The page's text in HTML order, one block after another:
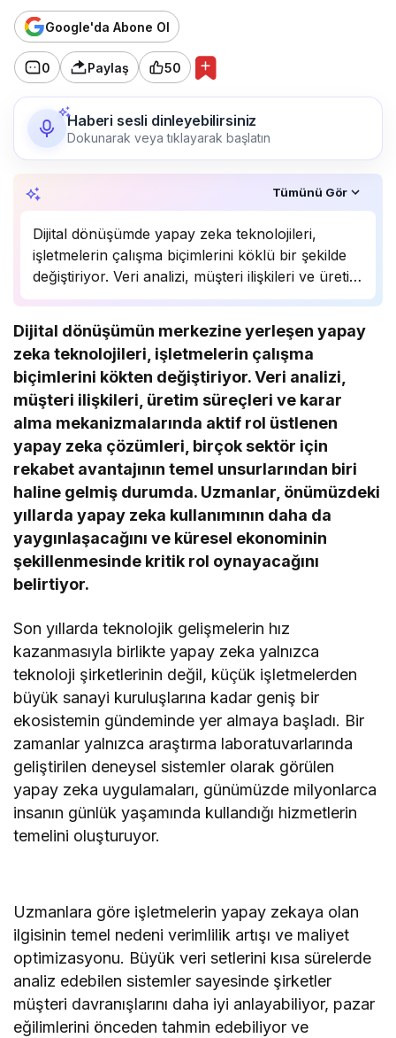
Google'da Abone Ol
0 Paylaş 50
Haberi sesli dinleyebilirsiniz
Dokunarak veya tıklayarak başlatın
Tümünü Gör
Dijital dönüşümde yapay zeka teknolojileri,
işletmelerin çalışma biçimlerini köklü bir şekilde
değiştiriyor. Veri analizi, müşteri ilişkileri ve üretim
süreçlerinde önemli bir rol oynayan yapay zeka,
Uzmanlar, bu teknolojinin önümüzdeki yıllarda
daha da yaygınlaşarak…
Dijital dönüşümün merkezine yerleşen yapay
zeka teknolojileri, işletmelerin çalışma
biçimlerini kökten değiştiriyor. Veri analizi,
müşteri ilişkileri, üretim süreçleri ve karar
alma mekanizmalarında aktif rol üstlenen
yapay zeka çözümleri, birçok sektör için
rekabet avantajının temel unsurlarından biri
haline gelmiş durumda. Uzmanlar, önümüzdeki
yıllarda yapay zeka kullanımının daha da
yaygınlaşacağını ve küresel ekonominin
şekillenmesinde kritik rol oynayacağını
belirtiyor.
Son yıllarda teknolojik gelişmelerin hız
kazanmasıyla birlikte yapay zeka yalnızca
teknoloji şirketlerinin değil, küçük işletmelerden
büyük sanayi kuruluşlarına kadar geniş bir
ekosistemin gündeminde yer almaya başladı. Bir
zamanlar yalnızca araştırma laboratuvarlarında
geliştirilen deneysel sistemler olarak görülen
yapay zeka uygulamaları, günümüzde milyonlarca
insanın günlük yaşamında kullandığı hizmetlerin
temelini oluşturuyor.
Uzmanlara göre işletmelerin yapay zekaya olan
ilgisinin temel nedeni verimlilik artışı ve maliyet
optimizasyonu. Büyük veri setlerini kısa sürelerde
analiz edebilen sistemler sayesinde şirketler
müşteri davranışlarını daha iyi anlayabiliyor, pazar
eğilimlerini önceden tahmin edebiliyor ve